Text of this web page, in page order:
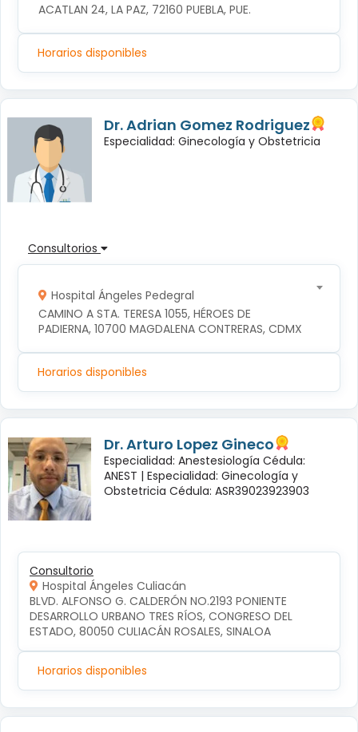
ACATLAN 24, LA PAZ, 72160 PUEBLA, PUE.
Horarios disponibles
Dr. Adrian Gomez Rodriguez
Especialidad: Ginecología y Obstetricia
Consultorios
Hospital Ángeles Pedegral
CAMINO A STA. TERESA 1055, HÉROES DE
PADIERNA, 10700 MAGDALENA CONTRERAS, CDMX
Horarios disponibles
Dr. Arturo Lopez Gineco
Especialidad: Anestesiología Cédula:
ANEST | Especialidad: Ginecología y
Obstetricia Cédula: ASR39023923903
Consultorio
Hospital Ángeles Culiacán
BLVD. ALFONSO G. CALDERÓN NO.2193 PONIENTE
DESARROLLO URBANO TRES RÍOS, CONGRESO DEL
ESTADO, 80050 CULIACÁN ROSALES, SINALOA
Horarios disponibles